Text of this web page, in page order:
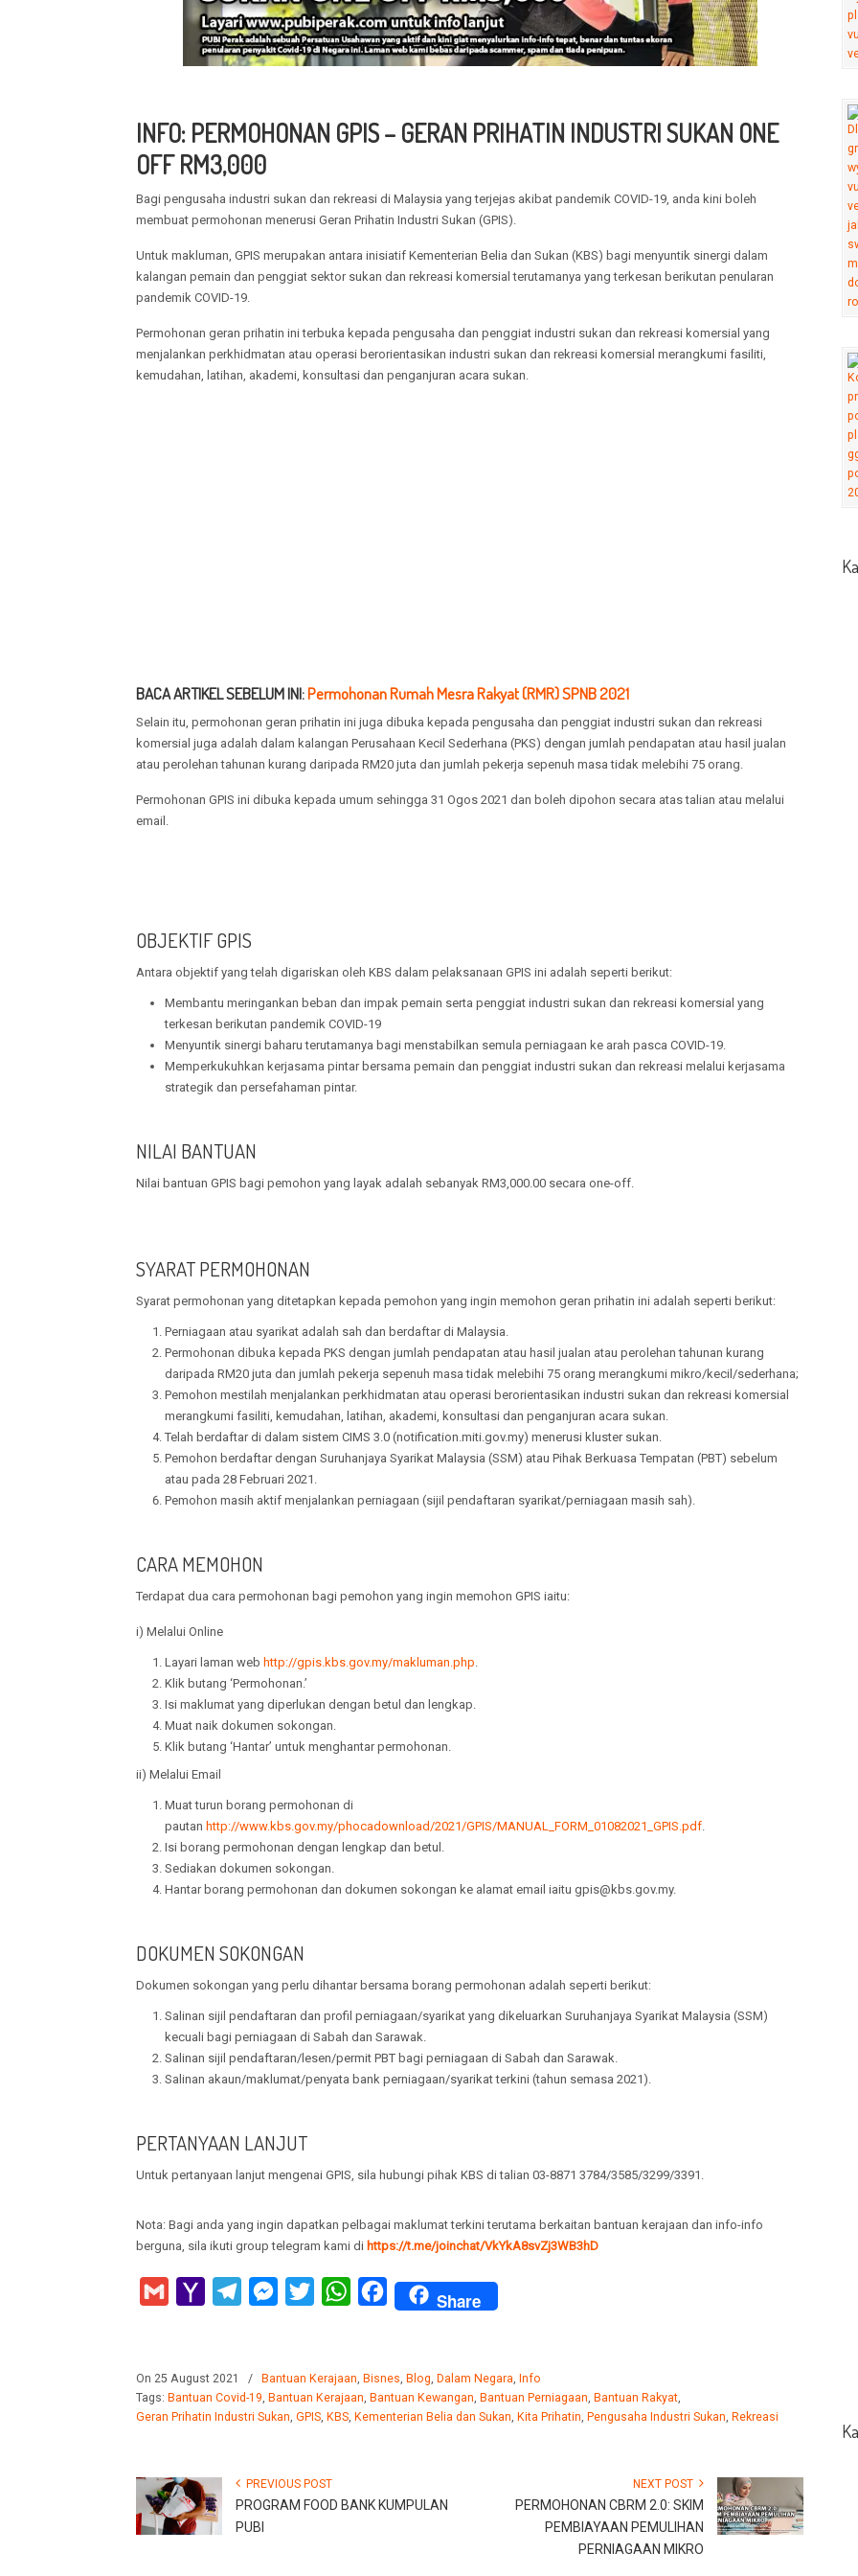
INFO: PERMOHONAN GPIS – GERAN PRIHATIN INDUSTRI SUKAN ONE
OFF RM3,000
Bagi pengusaha industri sukan dan rekreasi di Malaysia yang terjejas akibat pandemik COVID-19, anda kini boleh
membuat permohonan menerusi Geran Prihatin Industri Sukan (GPIS).
Untuk makluman, GPIS merupakan antara inisiatif Kementerian Belia dan Sukan (KBS) bagi menyuntik sinergi dalam
kalangan pemain dan penggiat sektor sukan dan rekreasi komersial terutamanya yang terkesan berikutan penularan
pandemik COVID-19.
Permohonan geran prihatin ini terbuka kepada pengusaha dan penggiat industri sukan dan rekreasi komersial yang
menjalankan perkhidmatan atau operasi berorientasikan industri sukan dan rekreasi komersial merangkumi fasiliti,
kemudahan, latihan, akademi, konsultasi dan penganjuran acara sukan.
BACA ARTIKEL SEBELUM INI:Permohonan Rumah Mesra Rakyat (RMR) SPNB 2021
Selain itu, permohonan geran prihatin ini juga dibuka kepada pengusaha dan penggiat industri sukan dan rekreasi
komersial juga adalah dalam kalangan Perusahaan Kecil Sederhana (PKS) dengan jumlah pendapatan atau hasil jualan
atau perolehan tahunan kurang daripada RM20 juta dan jumlah pekerja sepenuh masa tidak melebihi 75 orang.
Permohonan GPIS ini dibuka kepada umum sehingga 31 Ogos 2021 dan boleh dipohon secara atas talian atau melalui
email.
OBJEKTIF GPIS
Antara objektif yang telah digariskan oleh KBS dalam pelaksanaan GPIS ini adalah seperti berikut:
Membantu meringankan beban dan impak pemain serta penggiat industri sukan dan rekreasi komersial yang
terkesan berikutan pandemik COVID-19
Menyuntik sinergi baharu terutamanya bagi menstabilkan semula perniagaan ke arah pasca COVID-19.
Memperkukuhkan kerjasama pintar bersama pemain dan penggiat industri sukan dan rekreasi melalui kerjasama
strategik dan persefahaman pintar.
NILAI BANTUAN
Nilai bantuan GPIS bagi pemohon yang layak adalah sebanyak RM3,000.00 secara one-off.
SYARAT PERMOHONAN
Syarat permohonan yang ditetapkan kepada pemohon yang ingin memohon geran prihatin ini adalah seperti berikut:
Perniagaan atau syarikat adalah sah dan berdaftar di Malaysia.
Permohonan dibuka kepada PKS dengan jumlah pendapatan atau hasil jualan atau perolehan tahunan kurang
daripada RM20 juta dan jumlah pekerja sepenuh masa tidak melebihi 75 orang merangkumi mikro/kecil/sederhana;
Pemohon mestilah menjalankan perkhidmatan atau operasi berorientasikan industri sukan dan rekreasi komersial
merangkumi fasiliti, kemudahan, latihan, akademi, konsultasi dan penganjuran acara sukan.
Telah berdaftar di dalam sistem CIMS 3.0 (notification.miti.gov.my) menerusi kluster sukan.
Pemohon berdaftar dengan Suruhanjaya Syarikat Malaysia (SSM) atau Pihak Berkuasa Tempatan (PBT) sebelum
atau pada 28 Februari 2021.
Pemohon masih aktif menjalankan perniagaan (sijil pendaftaran syarikat/perniagaan masih sah).
CARA MEMOHON
Terdapat dua cara permohonan bagi pemohon yang ingin memohon GPIS iaitu:
i) Melalui Online
Layari laman web http://gpis.kbs.gov.my/makluman.php.
Klik butang ‘Permohonan.’
Isi maklumat yang diperlukan dengan betul dan lengkap.
Muat naik dokumen sokongan.
Klik butang ‘Hantar’ untuk menghantar permohonan.
ii) Melalui Email
Muat turun borang permohonan di
pautan http://www.kbs.gov.my/phocadownload/2021/GPIS/MANUAL_FORM_01082021_GPIS.pdf.
Isi borang permohonan dengan lengkap dan betul.
Sediakan dokumen sokongan.
Hantar borang permohonan dan dokumen sokongan ke alamat email iaitu gpis@kbs.gov.my.
DOKUMEN SOKONGAN
Dokumen sokongan yang perlu dihantar bersama borang permohonan adalah seperti berikut:
Salinan sijil pendaftaran dan profil perniagaan/syarikat yang dikeluarkan Suruhanjaya Syarikat Malaysia (SSM)
kecuali bagi perniagaan di Sabah dan Sarawak.
Salinan sijil pendaftaran/lesen/permit PBT bagi perniagaan di Sabah dan Sarawak.
Salinan akaun/maklumat/penyata bank perniagaan/syarikat terkini (tahun semasa 2021).
PERTANYAAN LANJUT
Untuk pertanyaan lanjut mengenai GPIS, sila hubungi pihak KBS di talian 03-8871 3784/3585/3299/3391.
Nota: Bagi anda yang ingin dapatkan pelbagai maklumat terkini terutama berkaitan bantuan kerajaan dan info-info
berguna, sila ikuti group telegram kami di https://t.me/joinchat/VkYkA8svZj3WB3hD
Gmail
Yahoo
TelegramMessenger
Twitter WhatsAppFacebookShare
On 25 August 2021 / Bantuan Kerajaan, Bisnes, Blog, Dalam Negara, Info
Tags: Bantuan Covid-19, Bantuan Kerajaan, Bantuan Kewangan, Bantuan Perniagaan, Bantuan Rakyat,
Geran Prihatin Industri Sukan, GPIS, KBS, Kementerian Belia dan Sukan, Kita Prihatin, Pengusaha Industri Sukan, Rekreasi
PREVIOUS POST
PROGRAM FOOD BANK KUMPULAN
PUBI
NEXT POST
PERMOHONAN CBRM 2.0: SKIM
PEMBIAYAAN PEMULIHAN
PERNIAGAAN MIKRO